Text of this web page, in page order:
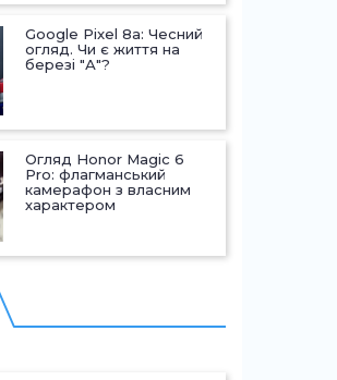
Google Pixel 8a: Чесний
огляд. Чи є життя на
березі "А"?
Огляд Honor Magic 6
Pro: флагманський
камерафон з власним
характером